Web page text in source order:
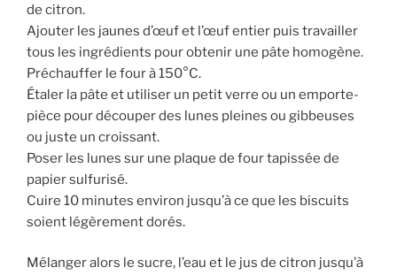
de citron.
Ajouter les jaunes d’œuf et l’œuf entier puis travailler
tous les ingrédients pour obtenir une pâte homogène.
Préchauffer le four à 150°C.
Étaler la pâte et utiliser un petit verre ou un emporte-
pièce pour découper des lunes pleines ou gibbeuses
ou juste un croissant.
Poser les lunes sur une plaque de four tapissée de
papier sulfurisé.
Cuire 10 minutes environ jusqu’à ce que les biscuits
soient légèrement dorés.
Mélanger alors le sucre, l’eau et le jus de citron jusqu’à